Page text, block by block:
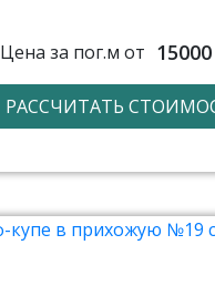
Цена за пог.м от 15000
РАССЧИТАТЬ